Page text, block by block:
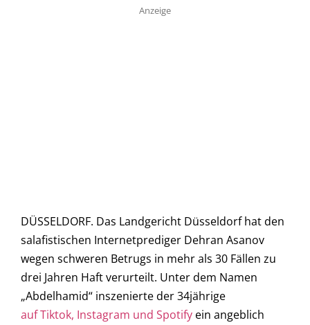
Anzeige
DÜSSELDORF. Das Landgericht Düsseldorf hat den
salafistischen Internetprediger Dehran Asanov
wegen schweren Betrugs in mehr als 30 Fällen zu
drei Jahren Haft verurteilt. Unter dem Namen
„Abdelhamid“ inszenierte der 34jährige
auf Tiktok, Instagram und Spotify ein angeblich